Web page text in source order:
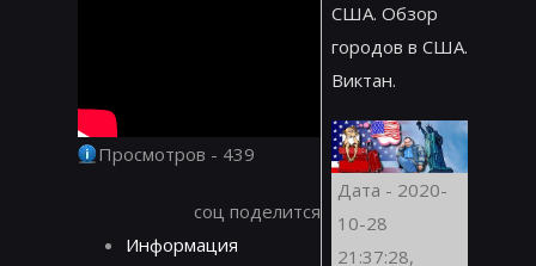
Просмотров - 439
соц поделится
Информация
США. Обзор
городов в США.
Виктан.
Дата - 2020-
10-28
21:37:28,